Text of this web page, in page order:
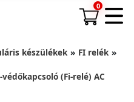
0
készülékek
FI relék
(Fi-relé) AC